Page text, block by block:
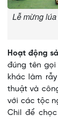
Lễ mừng
Hoạt động
đúng tên gọi
khác làm
thuật và
với các tộc
Chil để